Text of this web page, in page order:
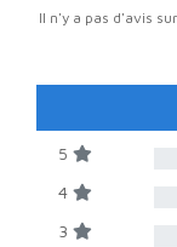
Il n'y a pas d'avis
5
4
3